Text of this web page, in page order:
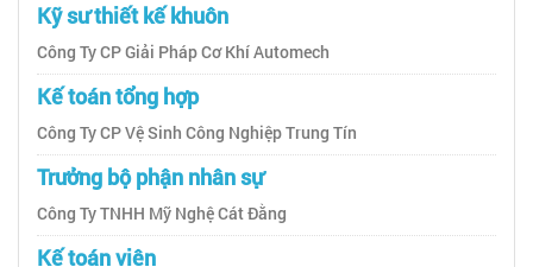
Kỹ sư thiết kế khuôn
Công Ty CP Giải Pháp Cơ Khí Automech
Kế toán tổng hợp
Công Ty CP Vệ Sinh Công Nghiệp Trung Tín
Trưởng bộ phận nhân sự
Công Ty TNHH Mỹ Nghệ Cát Đằng
Kế toán viên